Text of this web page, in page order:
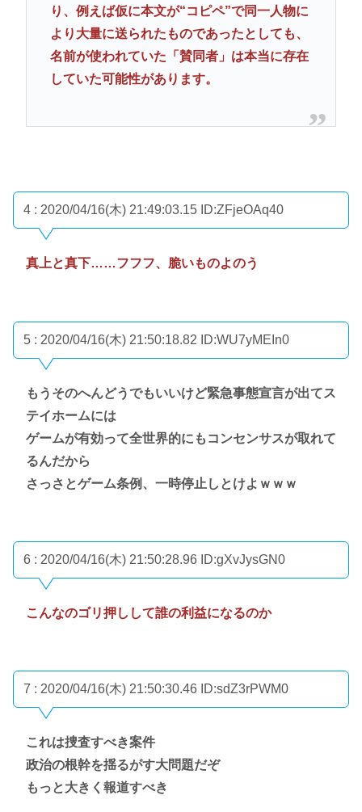
り、例えば仮に本文が“コピペ”で同一人物に
より大量に送られたものであったとしても、
名前が使われていた「賛同者」は本当に存在
していた可能性があります。
4 : 2020/04/16(木) 21:49:03.15 ID:ZFjeOAq40
真上と真下……フフフ、脆いものよのう
5 : 2020/04/16(木) 21:50:18.82 ID:WU7yMEIn0
もうそのへんどうでもいいけど緊急事態宣言が出てス
テイホームには
ゲームが有効って全世界的にもコンセンサスが取れて
るんだから
さっさとゲーム条例、一時停止しとけよｗｗｗ
6 : 2020/04/16(木) 21:50:28.96 ID:gXvJysGN0
こんなのゴリ押しして誰の利益になるのか
7 : 2020/04/16(木) 21:50:30.46 ID:sdZ3rPWM0
これは捜査すべき案件
政治の根幹を揺るがす大問題だぞ
もっと大きく報道すべき